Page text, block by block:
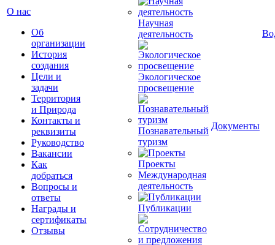
О нас
Об
организации
История
создания
Цели и
задачи
Территория
и Природа
Контакты и
реквизиты
Руководство
Вакансии
Как
добраться
Вопросы и
ответы
Награды и
сертификаты
Отзывы
Научная
деятельность
Экологическое
просвещение
Познавательный
туризм
Проекты
Международная
деятельность
Публикации
Документы